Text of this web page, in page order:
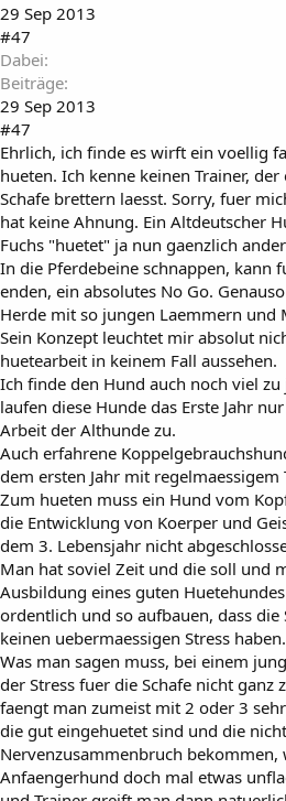
29 Sep 2013
#47
Dabei
Beiträge
29 Sep 2013
#47
Ehrlich, ich finde es wirft ein voellig
hueten. Ich kenne keinen Trainer,
Schafe brettern laesst. Sorry, fuer
hat keine Ahnung. Ein Altdeutscher
Fuchs "huetet" ja nun gaenzlich
In die Pferdebeine schnappen, kann
enden, ein absolutes No Go.
Herde mit so jungen Laemmern und
Sein Konzept leuchtet mir absolut
huetearbeit in keinem Fall aussehen.
Ich finde den Hund auch noch viel
laufen diese Hunde das Erste Jahr
Arbeit der Althunde zu.
Auch erfahrene
dem ersten Jahr mit
Zum hueten muss ein Hund vom
die Entwicklung von Koerper und
dem 3. Lebensjahr nicht
Man hat soviel Zeit und die soll und
Ausbildung eines guten
ordentlich und so aufbauen, dass die
keinen uebermaessigen Stress haben.
Was man sagen muss, bei einem
der Stress fuer die Schafe nicht ganz
faengt man zumeist mit 2 oder 3
die gut eingehuetet sind und die
Nervenzusammenbruch
Anfaengerhund doch mal etwas